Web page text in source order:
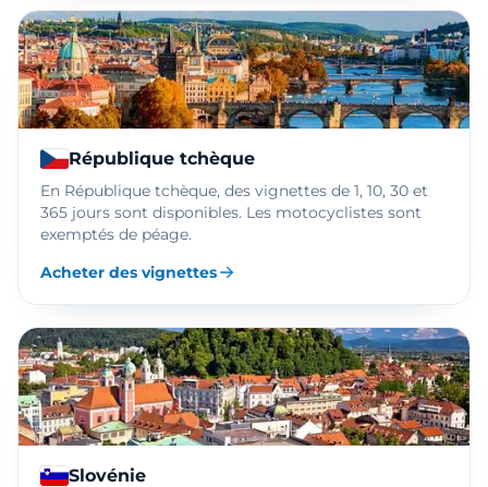
République tchèque
En République tchèque, des vignettes de 1, 10, 30 et
365 jours sont disponibles. Les motocyclistes sont
exemptés de péage.
Acheter des vignettes
Slovénie